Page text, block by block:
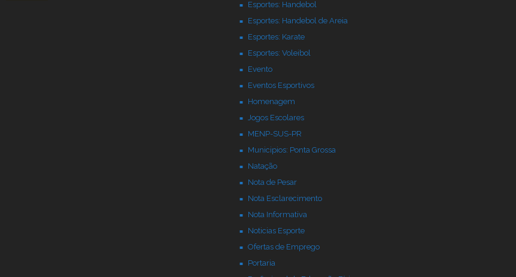
Esportes: Handebol
Esportes: Handebol de Areia
Esportes: Karate
Esportes: Voleibol
Evento
Eventos Esportivos
Homenagem
Jogos Escolares
MENP-SUS-PR
Municipios: Ponta Grossa
Natação
Nota de Pesar
Nota Esclarecimento
Nota Informativa
Noticias Esporte
Ofertas de Emprego
Portaria